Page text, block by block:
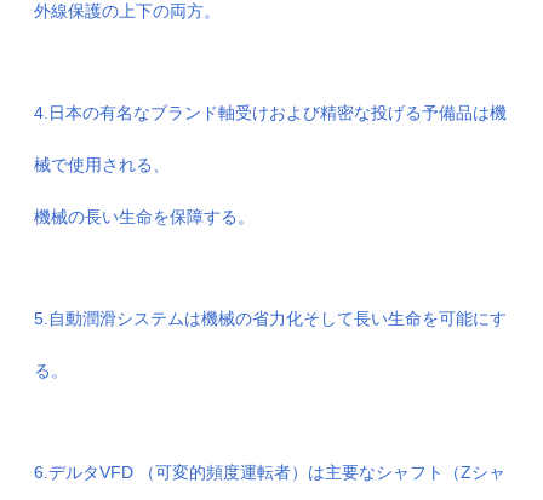
外線保護の上下の両方。
4.日本の有名なブランド軸受けおよび精密な投げる予備品は機
械で使用される、
機械の長い生命を保障する。
5.自動潤滑システムは機械の省力化そして長い生命を可能にす
る。
6.デルタVFD （可変的頻度運転者）は主要なシャフト（Zシャ